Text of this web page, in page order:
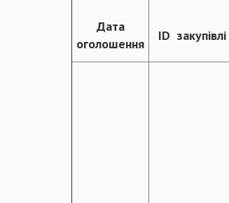
Дата
оголошення
ID закупівлі